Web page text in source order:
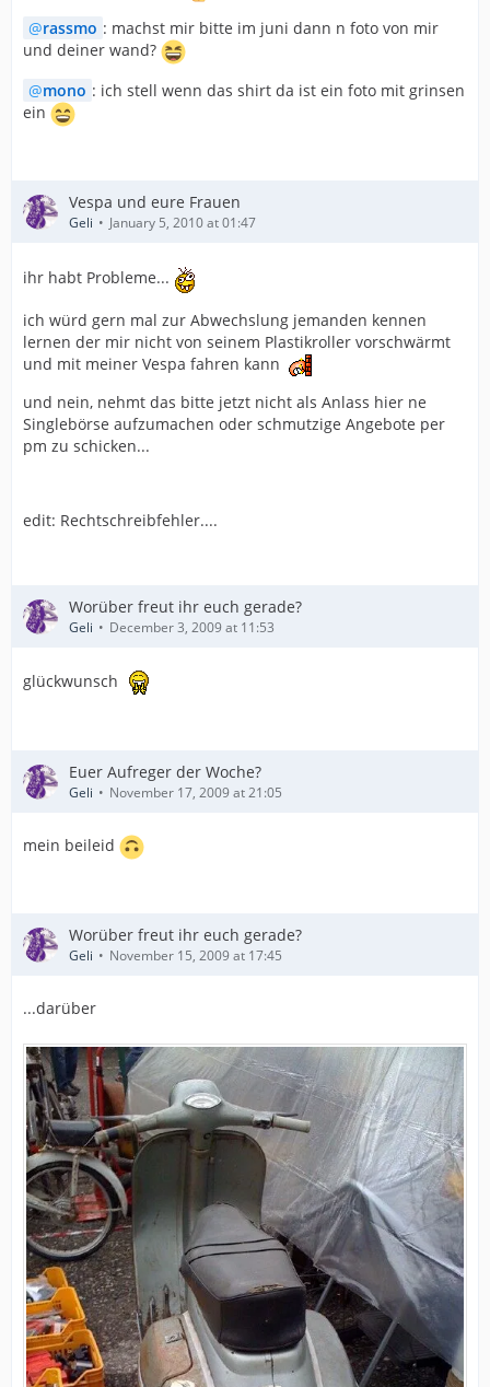
rassmo : machst mir bitte im juni dann n foto von mir
und deiner wand?
mono : ich stell wenn das shirt da ist ein foto mit grinsen
ein
Vespa und eure Frauen
Geli January 5, 2010 at 01:47
ihr habt Probleme...
ich würd gern mal zur Abwechslung jemanden kennen
lernen der mir nicht von seinem Plastikroller vorschwärmt
und mit meiner Vespa fahren kann
und nein, nehmt das bitte jetzt nicht als Anlass hier ne
Singlebörse aufzumachen oder schmutzige Angebote per
pm zu schicken...
edit: Rechtschreibfehler....
Worüber freut ihr euch gerade?
Geli December 3, 2009 at 11:53
glückwunsch
Euer Aufreger der Woche?
Geli November 17, 2009 at 21:05
mein beileid
Worüber freut ihr euch gerade?
Geli November 15, 2009 at 17:45
...darüber